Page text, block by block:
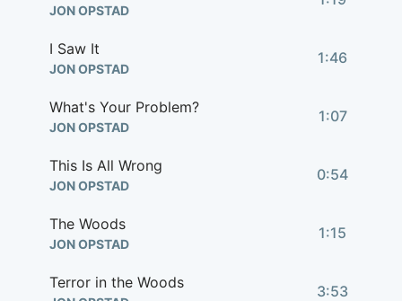
JON OPSTAD
I Saw It
JON OPSTAD
1:46
What's Your Problem?
JON OPSTAD
1:07
This Is All Wrong
JON OPSTAD
0:54
The Woods
JON OPSTAD
1:15
Terror in the Woods 3:53